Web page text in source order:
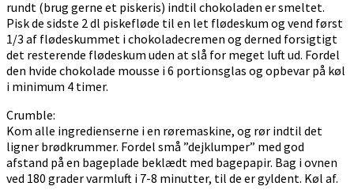
rundt (brug gerne et piskeris) indtil chokoladen er smeltet.
Pisk de sidste 2 dl piskefløde til en let flødeskum og vend først
1/3 af flødeskummet i chokoladecremen og derned forsigtigt
det resterende flødeskum uden at slå for meget luft ud. Fordel
den hvide chokolade mousse i 6 portionsglas og opbevar på køl
i minimum 4 timer.
Crumble:
Kom alle ingredienserne i en røremaskine, og rør indtil det
ligner brødkrummer. Fordel små ”dejklumper” med god
afstand på en bageplade beklædt med bagepapir. Bag i ovnen
ved 180 grader varmluft i 7-8 minutter, til de er gyldent. Køl af.